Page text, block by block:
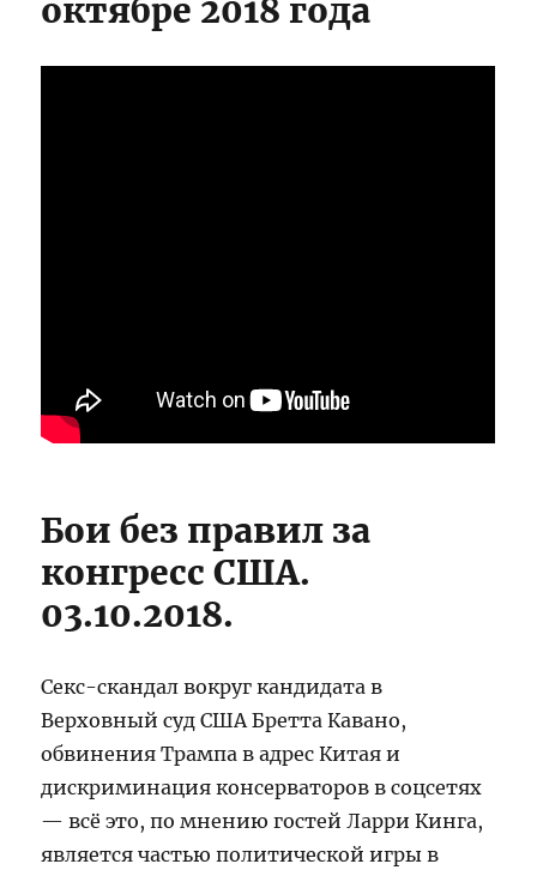
октябре 2018 года
Бои без правил за
конгресс США.
03.10.2018.
Секс-скандал вокруг кандидата в
Верховный суд США Бретта Кавано,
обвинения Трампа в адрес Китая и
дискриминация консерваторов в соцсетях
— всё это, по мнению гостей Ларри Кинга,
является частью политической игры в